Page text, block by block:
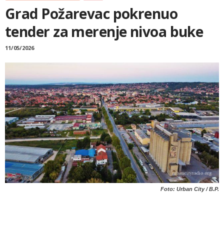
Grad Požarevac pokrenuo
tender za merenje nivoa buke
11/05/2026
Foto: Urban City / B.P.